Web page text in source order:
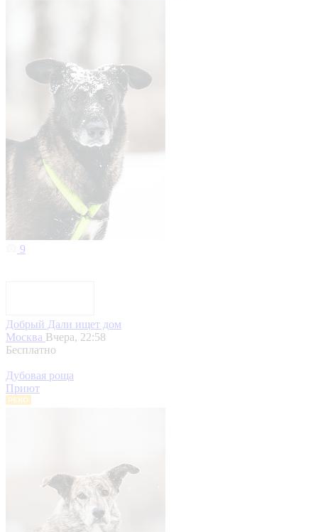
9
Добрый Дали ищет дом
Москва Вчера, 22:58
Бесплатно
Дубовая роща
Приют